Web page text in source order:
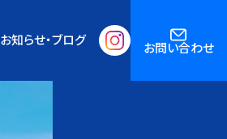
お知らせ・ブログ お問い合わせ